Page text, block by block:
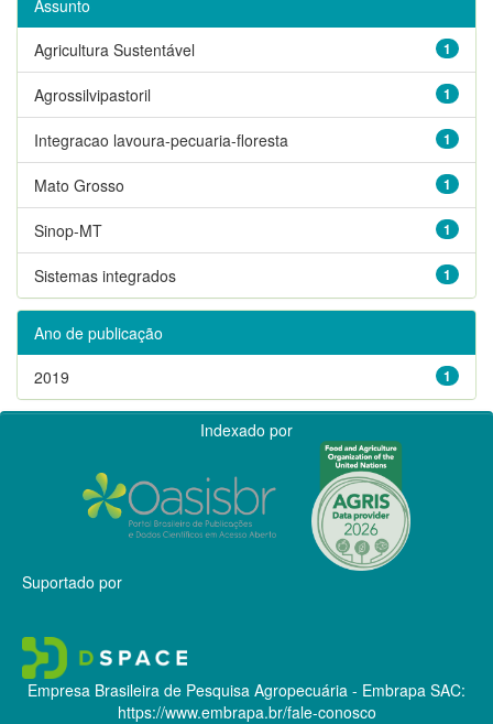
Assunto
1
Agricultura Sustentável
1
Agrossilvipastoril
1
Integracao lavoura-pecuaria-floresta
1
Mato Grosso
1
Sinop-MT
1
Sistemas integrados
Ano de publicação
1
2019
Indexado por
Suportado por
Empresa Brasileira de Pesquisa Agropecuária - Embrapa SAC:
https://www.embrapa.br/fale-conosco